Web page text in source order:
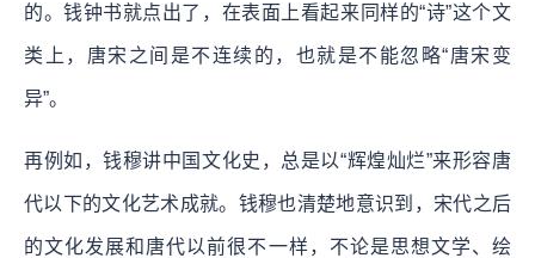
的。钱钟书就点出了，在表面上看起来同样的“诗”这个文
类上，唐宋之间是不连续的，也就是不能忽略“唐宋变
异”。
再例如，钱穆讲中国文化史，总是以“辉煌灿烂”来形容唐
代以下的文化艺术成就。钱穆也清楚地意识到，宋代之后
的文化发展和唐代以前很不一样，不论是思想文学、绘